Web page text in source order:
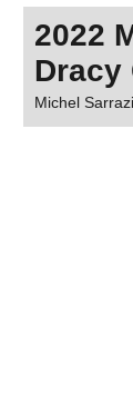
2022
Dracy
Michel